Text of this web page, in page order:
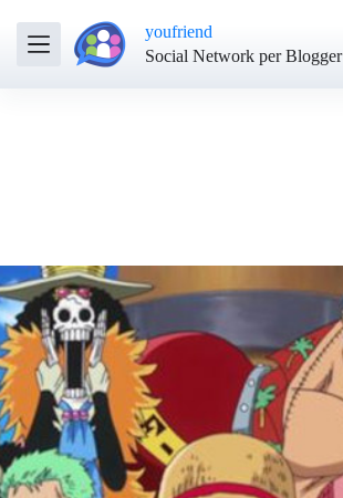
youfriend
Social Network per Blogger